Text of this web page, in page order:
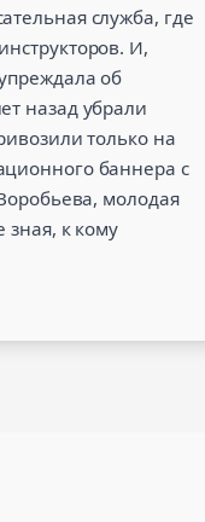
служба, где
И,
об
назад убрали
только на
баннера с
молодая
зная, к кому